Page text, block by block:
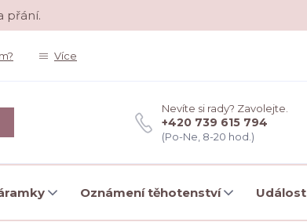
přání.
Více
Nevíte si rady? Zavolejte.
+420 739 615 794
(Po-Ne, 8-20 hod.)
Oznámení těhotenství Událost